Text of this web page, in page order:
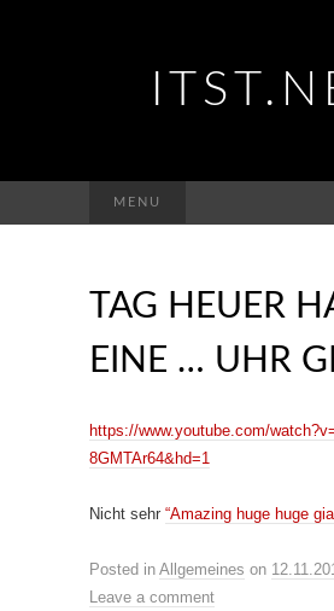
MENU
TAG HEUER
EINE … UHR
https://www.youtube.com/
8GMTAr64&hd=1
Nicht sehr “Amazing huge huge
Posted in Allgemeines on
Leave a comment